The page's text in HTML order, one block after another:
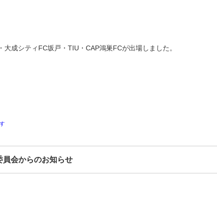
成シティFC坂戸・TIU・CAP鴻巣FCが出場しました。
員会からのお知らせ